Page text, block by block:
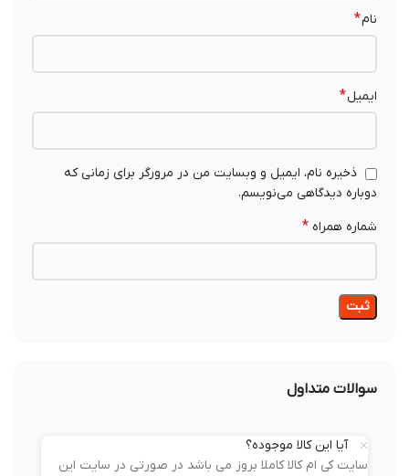
ایمیل*
ذخیره نام، ایمیل و وبسایت من در مرورگر برای زمانی که
دوباره دیدگاهی می‌نویسم.
شماره همراه*
سوالات متداول
آیا این کالا موجوده؟
سایت کی ام کالا کاملا بروز می باشد در صورتی در سایت این